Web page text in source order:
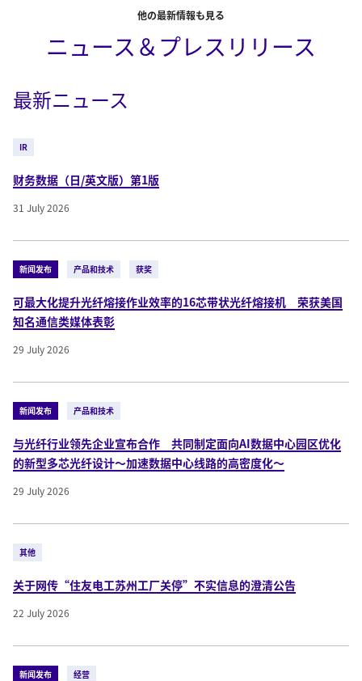
他の最新情報も見る
ニュース＆プレスリリース
最新ニュース
IR
财务数据（日/英文版）第1版
31 July 2026
新闻发布 产品和技术 获奖
可最大化提升光纤熔接作业效率的16芯带状光纤熔接机 荣获美国
知名通信类媒体表彰
29 July 2026
新闻发布 产品和技术
与光纤行业领先企业宣布合作 共同制定面向AI数据中心园区优化
的新型多芯光纤设计～加速数据中心线路的高密度化～
29 July 2026
其他
关于网传“住友电工苏州工厂关停”不实信息的澄清公告
22 July 2026
新闻发布 经营